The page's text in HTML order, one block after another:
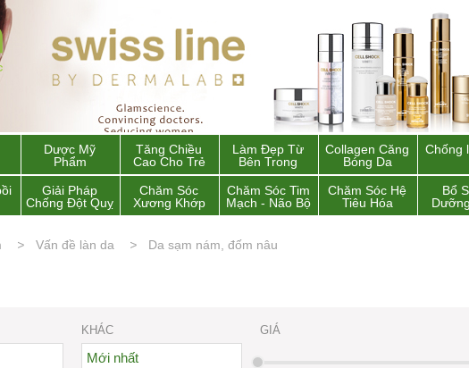
Dược Mỹ
Phẩm
Tăng Chiều
Cao Cho Trẻ
Làm Đẹp Từ
Bên Trong
Collagen Căng
Bóng Da
Chống
Giải Pháp
Chống Đột Quỵ
Chăm Sóc
Xương Khớp
Chăm Sóc Tim
Mạch - Não Bộ
Chăm Sóc Hệ
Tiêu Hóa
Bổ
Vấn đề làn da Da sạm nám, đốm nâu
KHÁC
Mới nhất
GIÁ